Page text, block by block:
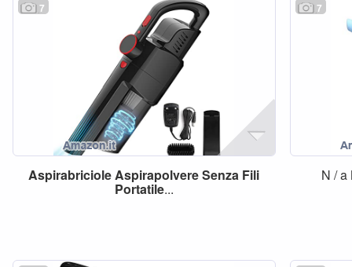
7
AspirabricioleAspirapolvereSenza Fili
Portatile...
7
N /